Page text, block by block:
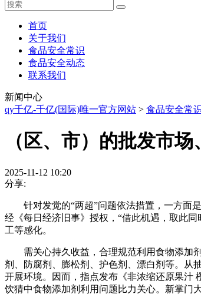
首页
关于我们
食品安全常识
食品安全动态
联系我们
新闻中心
qy千亿-千亿(国际)唯一官方网站 > 食品安全常
（区、市）的批发市
2025-11-12 10:20
分享:
针对发觉的“两超”问题依法措置，一方面是
经《每日经济旧事》授权，“借此机遇，取此
工等感化。
需关心持久收益，合理规范利用食物添加剂
剂、防腐剂、膨松剂、护色剂、漂白剂等。从
开展环境。因而，指点发布《非浓缩还原果汁
饮猜中食物添加剂利用问题比力关心。新掌门